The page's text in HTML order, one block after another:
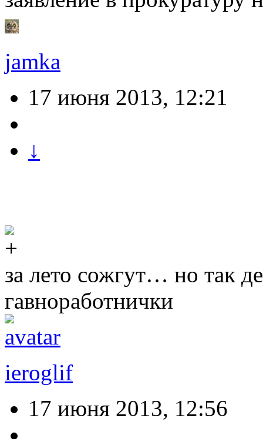
jamka
17 июня 2013, 12:21
↓
за лето сожгут… но так
гавноработнички
ieroglif
17 июня 2013, 12:56